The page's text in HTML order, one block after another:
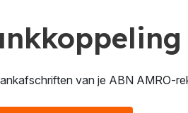
van je ABN AMRO-